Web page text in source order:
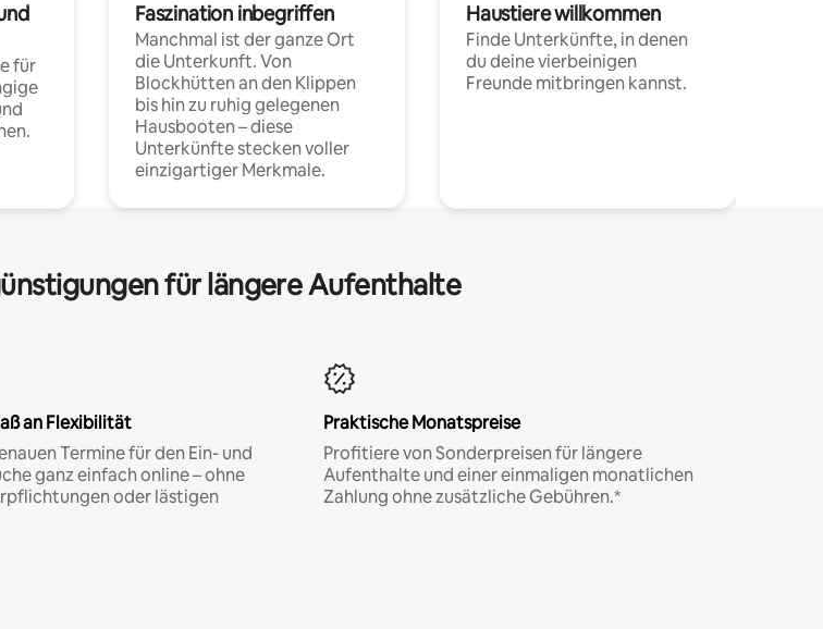
für
Faszination inbegriffen
Manchmal ist der ganze Ort
die Unterkunft. Von
Blockhütten an den Klippen
bis hin zu ruhig gelegenen
Hausbooten – diese
Unterkünfte stecken voller
einzigartiger Merkmale.
Haustiere willkommen
Finde Unterkünfte, in denen
du deine vierbeinigen
Freunde mitbringen kannst.
für längere Aufenthalte
an Flexibilität
Termine für den Ein- und
ganz einfach online – ohne
oder lästigen
Praktische Monatspreise
Profitiere von Sonderpreisen für längere
Aufenthalte und einer einmaligen monatlichen
Zahlung ohne zusätzliche Gebühren.*